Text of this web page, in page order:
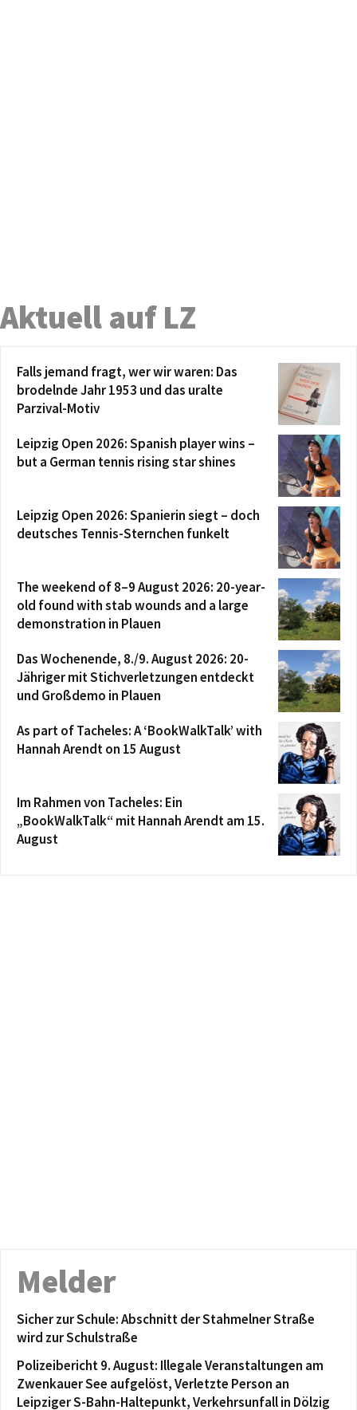
Aktuell auf LZ
Falls jemand fragt, wer wir waren: Das
brodelnde Jahr 1953 und das uralte
Parzival-Motiv
Leipzig Open 2026: Spanish player wins –
but a German tennis rising star shines
Leipzig Open 2026: Spanierin siegt – doch
deutsches Tennis-Sternchen funkelt
The weekend of 8–9 August 2026: 20-year-
old found with stab wounds and a large
demonstration in Plauen
Das Wochenende, 8./9. August 2026: 20-
Jähriger mit Stichverletzungen entdeckt
und Großdemo in Plauen
As part of Tacheles: A ‘BookWalkTalk’ with
Hannah Arendt on 15 August
Im Rahmen von Tacheles: Ein
„BookWalkTalk“ mit Hannah Arendt am 15.
August
Melder
Sicher zur Schule: Abschnitt der Stahmelner Straße
wird zur Schulstraße
Polizeibericht 9. August: Illegale Veranstaltungen am
Zwenkauer See aufgelöst, Verletzte Person an
Leipziger S-Bahn-Haltepunkt, Verkehrsunfall in Dölzig